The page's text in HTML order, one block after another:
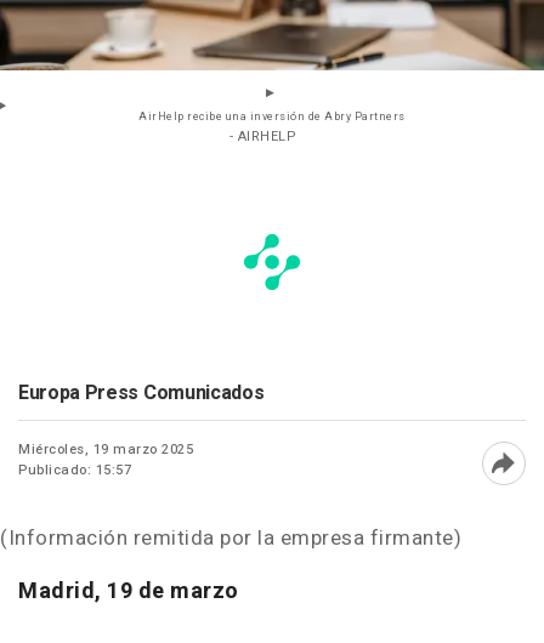
AirHelp recibe una inversión de Abry Partners
- AIRHELP
Europa Press Comunicados
Miércoles, 19 marzo 2025
Publicado: 15:57
(Información remitida por la empresa firmante)
Madrid, 19 de marzo